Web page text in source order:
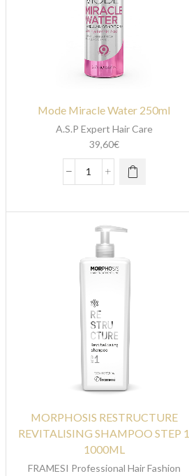
Mode Miracle Water 250ml
A.S.P Expert Hair Care
39,60€
MORPHOSIS RESTRUCTURE
REVITALISING SHAMPOO STEP 1
1000ML
FRAMESI Professional Hair Fashion